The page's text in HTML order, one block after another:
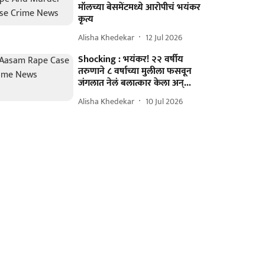
मॉलच्या बेसमेंटमध्ये आरोपीचं भयंकर
कृत्य
Alisha Khedekar 12 Jul 2026
Shocking : भयंकर! २२ वर्षीय
तरुणाने ८ वर्षाच्या मुलीला फसवून
जंगलात नेलं बलात्कार केला अन्...
Alisha Khedekar 10 Jul 2026